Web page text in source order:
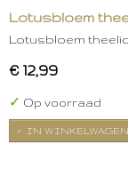
Lotusbloem
Lotusbloem
€ 12,99
✓ Op voorraad
IN WINKELWAGEN